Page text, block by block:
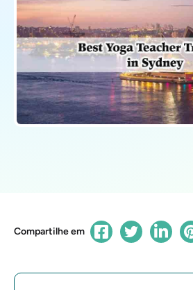
Compartilhe em